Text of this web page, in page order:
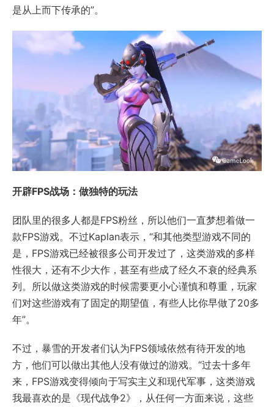
是从上而下传承的”。
开辟FPS战场：做独特的玩法
团队里的很多人都是FPS粉丝，所以他们一直梦想着做一
款FPS游戏。不过Kaplan表示，“和其他类型游戏不同的
是，FPS游戏已经被很多公司开发过了，这类游戏的多样
性很大，还有不少大作，甚至有些成了经久不衰的经典系
列。所以做这类游戏的时候需要更小心谨慎和尊重，玩家
们对这些游戏有了固定的期望值，有些人比你早做了20多
年”。
不过，暴雪的开发者们认为FPS领域依然有待开发的地
方，他们可以做出其他人没有做过的游戏。“过去十多年
来，FPS游戏变得倾向于写实主义和现代军事，这类游戏
我最喜欢的是《现代战争2》，从任何一方面来说，这些